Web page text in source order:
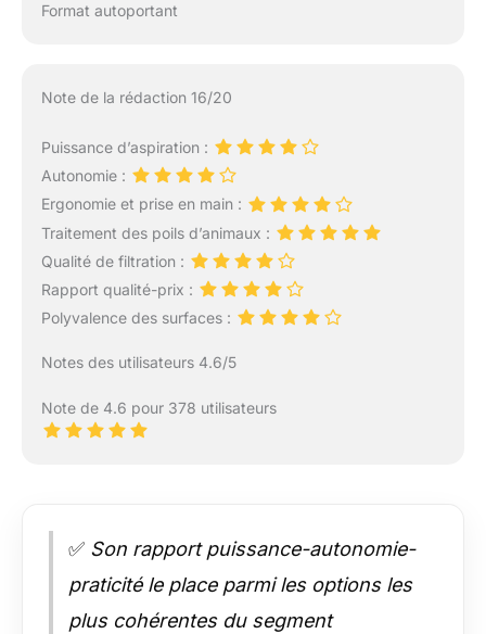
Format autoportant
Note de la rédaction 16/20
Puissance d’aspiration :
Autonomie :
Ergonomie et prise en main :
Traitement des poils d’animaux :
Qualité de filtration :
Rapport qualité-prix :
Polyvalence des surfaces :
Notes des utilisateurs 4.6/5
Note de 4.6 pour 378 utilisateurs
✅ Son rapport puissance-autonomie-
praticité le place parmi les options les
plus cohérentes du segment